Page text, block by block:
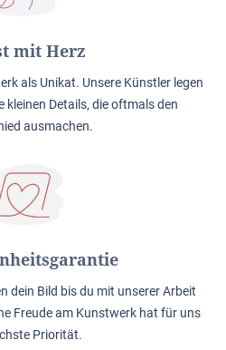
mit Herz
als Unikat. Unsere Künstler legen
kleinen Details, die oftmals den
ausmachen.
dein Bild bis du mit unserer Arbeit
Freude am Kunstwerk hat für uns
Priorität.